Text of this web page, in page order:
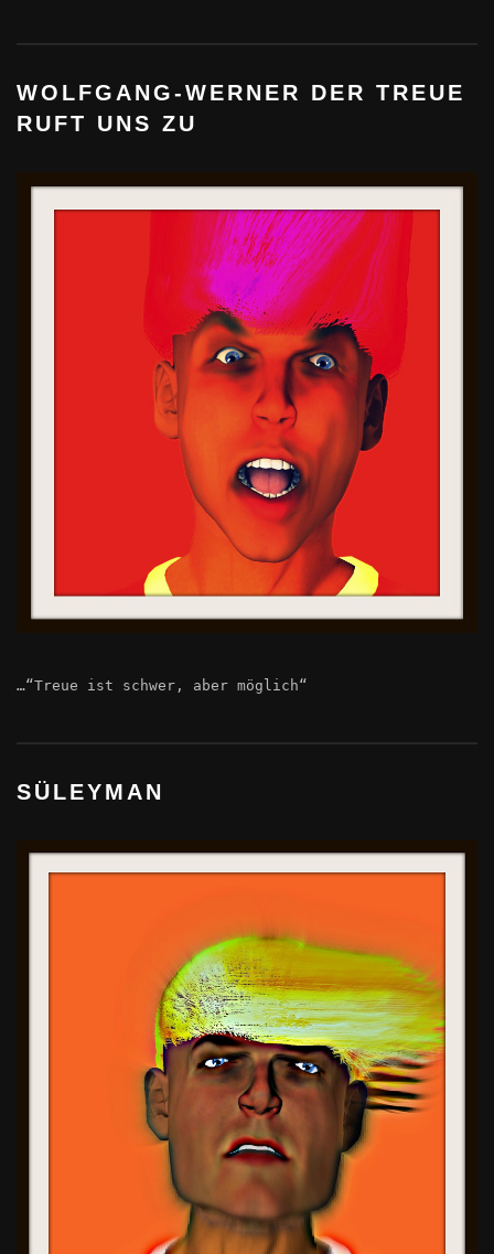
WOLFGANG-WERNER DER TREUE
RUFT UNS ZU
…“Treue ist schwer, aber möglich“
SÜLEYMAN